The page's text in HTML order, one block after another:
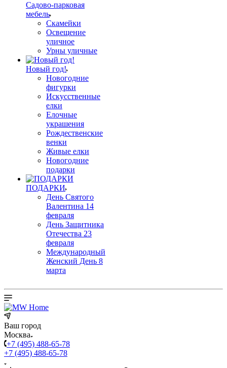
Садово-парковая
мебель
Скамейки
Освещение
уличное
Урны уличные
Новый год!
Новогодние
фигурки
Искусственные
елки
Елочные
украшения
Рождественские
венки
Живые елки
Новогодние
подарки
ПОДАРКИ
День Святого
Валентина 14
февраля
День Защитника
Отечества 23
февраля
Международный
Женский День 8
марта
Ваш город
Москва
+7 (495) 488-65-78
+7 (495) 488-65-78